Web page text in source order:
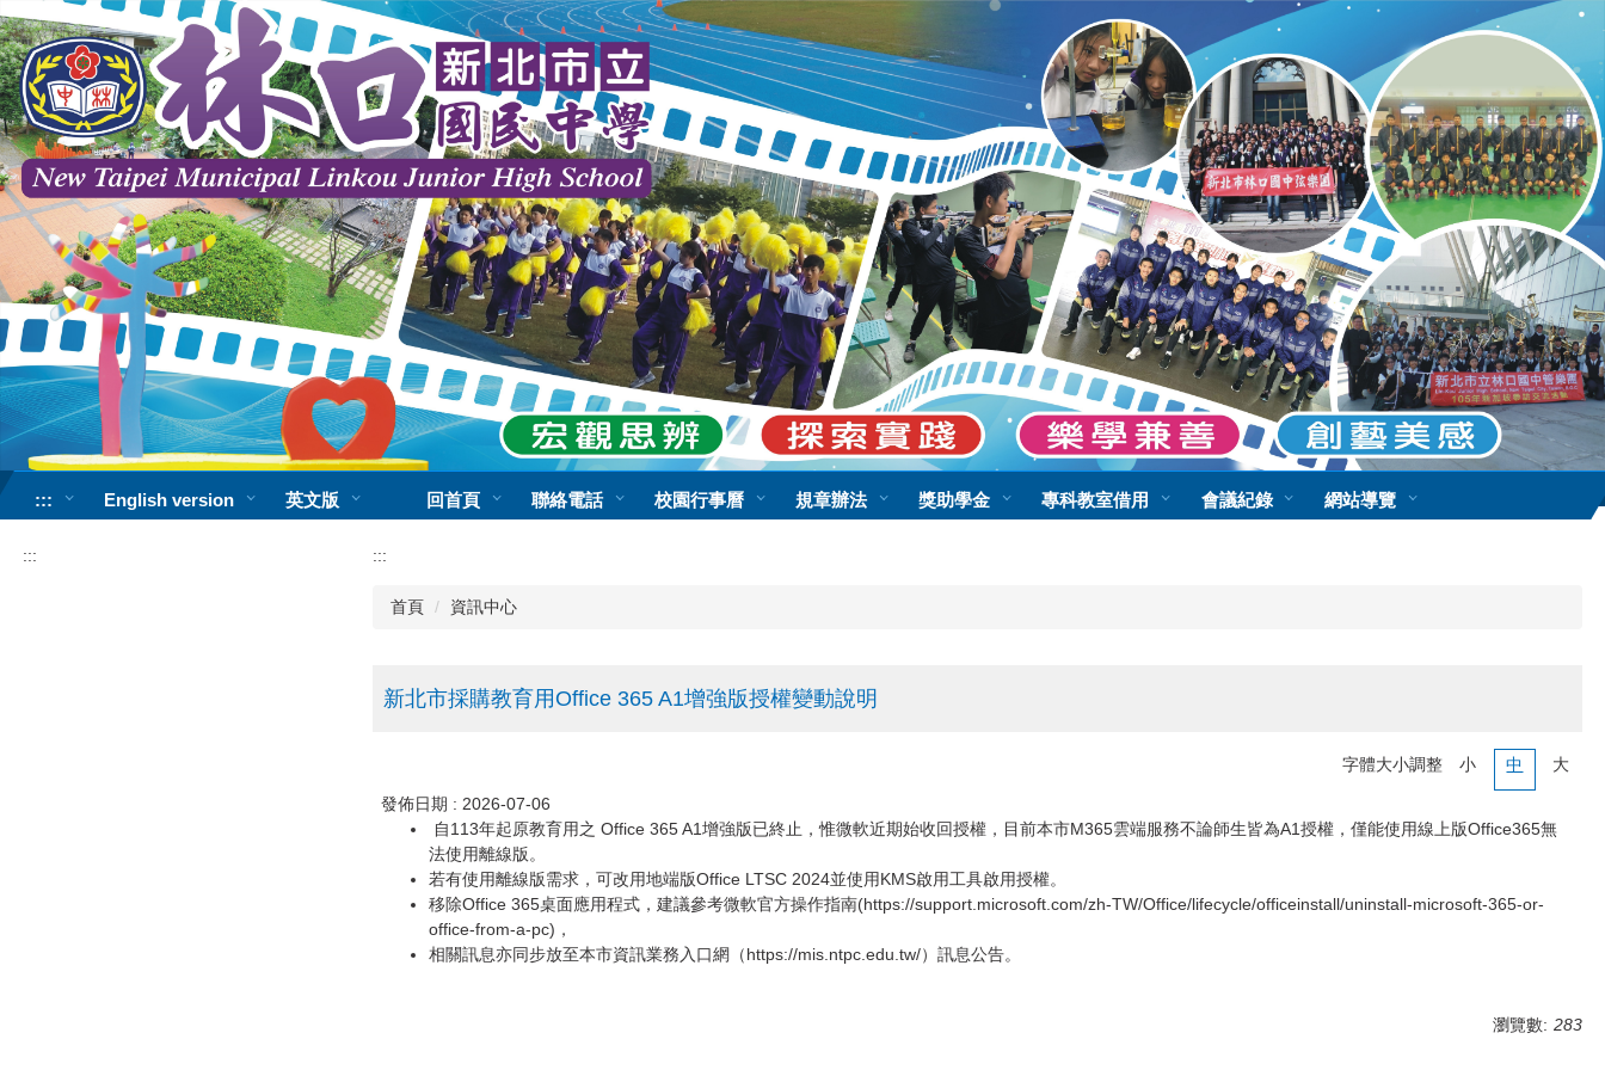
跳
到
主
要
內
容
區
::: English version 英文版 回首頁 聯絡電話 校園行事曆 規章辦法 獎助學金 專科教室借用 會議紀錄 網站導覽
::: :::
首頁 資訊中心
新北市採購教育用Office 365 A1增強版授權變動說明
字體大小調整 小 中 大
發佈日期 : 2026-07-06
自113年起原教育用之 Office 365 A1增強版已終止，惟微軟近期始收回授權，目前本市M365雲端服務不論師生皆為A1授權，僅能使用線上版Office365無
法使用離線版。
若有使用離線版需求，可改用地端版Office LTSC 2024並使用KMS啟用工具啟用授權。
移除Office 365桌面應用程式，建議參考微軟官方操作指南(https://support.microsoft.com/zh-TW/Office/lifecycle/officeinstall/uninstall-microsoft-365-or-
office-from-a-pc)，
相關訊息亦同步放至本市資訊業務入口網（https://mis.ntpc.edu.tw/）訊息公告。
瀏覽數: 283